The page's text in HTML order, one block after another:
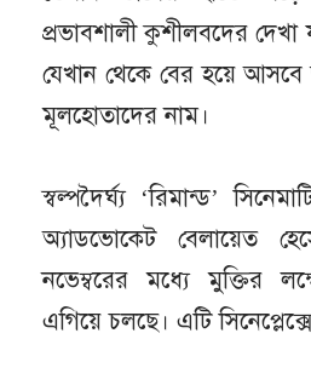
প্রভাবশালী কুশীলবদের
যেখান থেকে বের হয়ে
মূলহোতাদের নাম।
স্বল্পদৈর্ঘ্য ‘রিমান্ড’
অ্যাডভোকেট বেলায়েত
নভেম্বরের মধ্যে মুক্তির
এগিয়ে চলছে। এটি